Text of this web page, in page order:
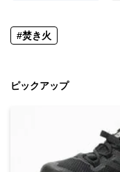
#焚き火
ピックアップ